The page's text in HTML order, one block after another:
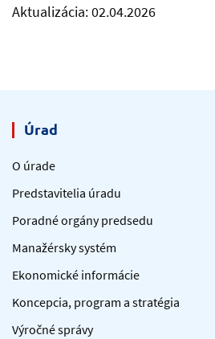
Aktualizácia: 02.04.2026
Úrad
O úrade
Predstavitelia úradu
Poradné orgány predsedu
Manažérsky systém
Ekonomické informácie
Koncepcia, program a stratégia
Výročné správy